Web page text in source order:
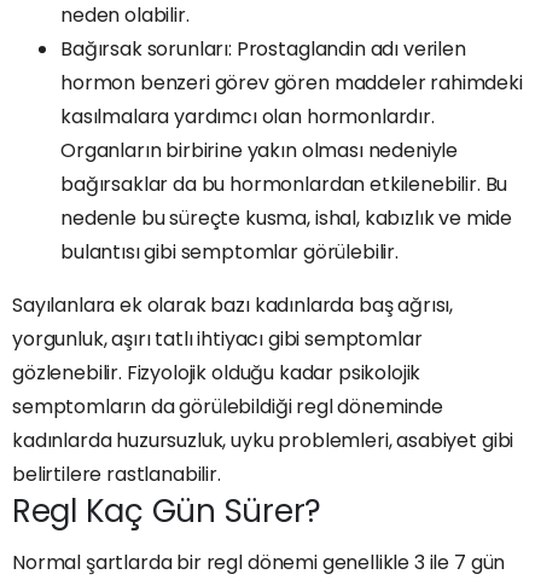
neden olabilir.
Bağırsak sorunları: Prostaglandin adı verilen
hormon benzeri görev gören maddeler rahimdeki
kasılmalara yardımcı olan hormonlardır.
Organların birbirine yakın olması nedeniyle
bağırsaklar da bu hormonlardan etkilenebilir. Bu
nedenle bu süreçte kusma, ishal, kabızlık ve mide
bulantısı gibi semptomlar görülebilir.
Sayılanlara ek olarak bazı kadınlarda baş ağrısı,
yorgunluk, aşırı tatlı ihtiyacı gibi semptomlar
gözlenebilir. Fizyolojik olduğu kadar psikolojik
semptomların da görülebildiği regl döneminde
kadınlarda huzursuzluk, uyku problemleri, asabiyet gibi
belirtilere rastlanabilir.
Regl Kaç Gün Sürer?
Normal şartlarda bir regl dönemi genellikle 3 ile 7 gün